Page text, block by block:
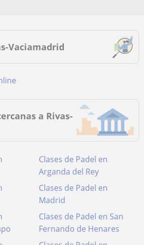
Vaciamadrid
a Rivas-
Clases de Padel en
Arganda del Rey
Clases de Padel en
Madrid
Clases de Padel en San
Fernando de Henares